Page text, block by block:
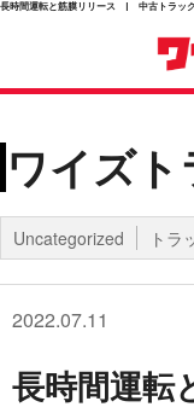
長時間運転と筋膜リリース | 中古トラッ
ワイズ
Uncategorized トラ
2022.07.11
長時間運転